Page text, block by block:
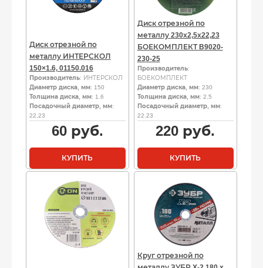
Диск отрезной по
металлу ИНТЕРСКОЛ
150×1.6, 01150.016
Производитель: ИНТЕРСКОЛ
Диаметр диска, мм: 150
Толщина диска, мм: 1.6
Посадочный диаметр, мм:
22.23
60руб.
КУПИТЬ
Диск отрезной по
металлу 230х2,5х22,23
БОЕКОМПЛЕКТ B9020-
230-25
Производитель:
БОЕКОМПЛЕКТ
Диаметр диска, мм: 230
Толщина диска, мм: 2.5
Посадочный диаметр, мм:
22.23
220 руб.
КУПИТЬ
Круг отрезной по